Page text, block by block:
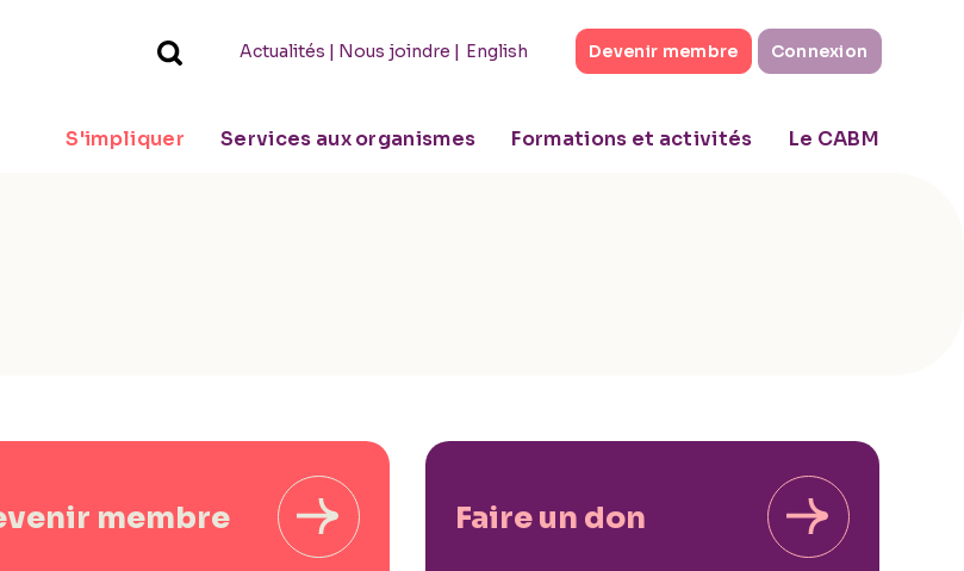
Actualités | Nous joindre | Devenir membre Connexion
English
S'impliquer Services aux organismes Formations et activités Le CABM
membre Faire un don